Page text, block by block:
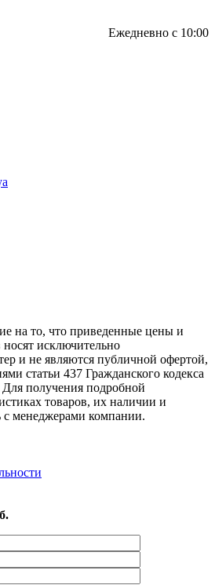
Ежедневно с 10:00
на то, что приведенные цены и
носят исключительно
и не являются публичной офертой,
статьи 437 Гражданского кодекса
получения подробной
товаров, их наличии и
с менеджерами компании.